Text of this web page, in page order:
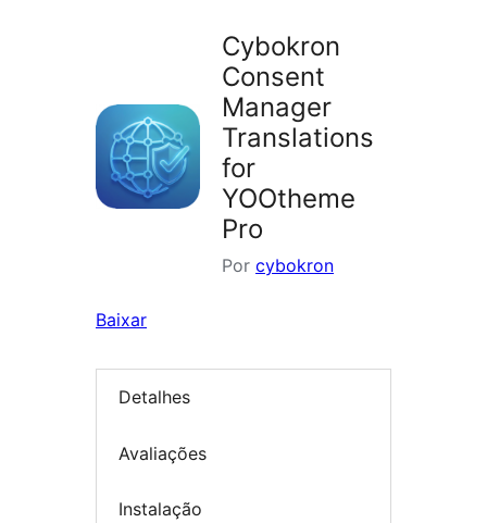
Cybokron
Consent
Manager
Translations
for
YOOtheme
Pro
Por cybokron
Baixar
Detalhes
Avaliações
Instalação